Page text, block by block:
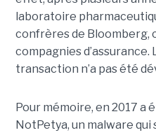
laboratoire
confrères de Bloomberg,
compagnies d’assurance.
transaction n’a pas été
Pour mémoire, en 2017 a
NotPetya, un malware